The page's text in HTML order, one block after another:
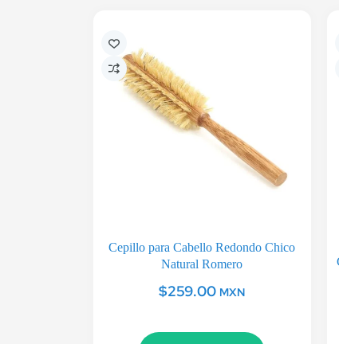
Cepillo para Cabello Redondo Chico
Natural Romero
$259.00 MXN